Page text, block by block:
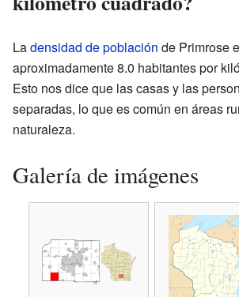
Ladensidad de población de Primrose
aproximadamente 8.0 habitantes por
Esto nos dice que las casas y las
separadas, lo que es común en áreas
naturaleza.
Galería de imágenes